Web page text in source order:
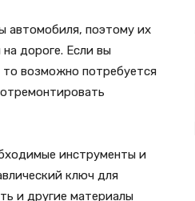
автомобиля, поэтому их
дороге. Если вы
возможно потребуется
инструменты и
ключ для
и другие материалы